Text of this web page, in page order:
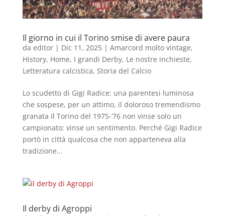
Il giorno in cui il Torino smise di avere paura
da editor| Dic 11, 2025| Amarcord molto vintage,
History, Home, I grandi Derby, Le nostre inchieste,
Letteratura calcistica, Storia del Calcio
Lo scudetto di Gigi Radice: una parentesi luminosa
che sospese, per un attimo, il doloroso tremendismo
granata Il Torino del 1975-’76 non vinse solo un
campionato: vinse un sentimento. Perché Gigi Radice
portò in città qualcosa che non apparteneva alla
tradizione...
Il derby di Agroppi